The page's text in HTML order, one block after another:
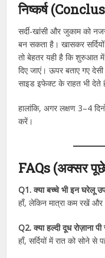
निष्कर्ष
सर्दी-खांसी और जुकाम को
बन सकता है। खासकर
तो बेहतर यही है कि शुरुआत
दिए जाएं। ऊपर बताए गए
साइड इफेक्ट के राहत भी देते
हालांकि, अगर लक्षण 3–4
करें।
FAQs (अक्सर
Q1. क्या बच्चे भी इन घरेलू
हाँ, लेकिन मात्रा कम रखें
Q2. क्या हल्दी दूध रोज़ाना
हाँ, सर्दियों में रात को सोने से